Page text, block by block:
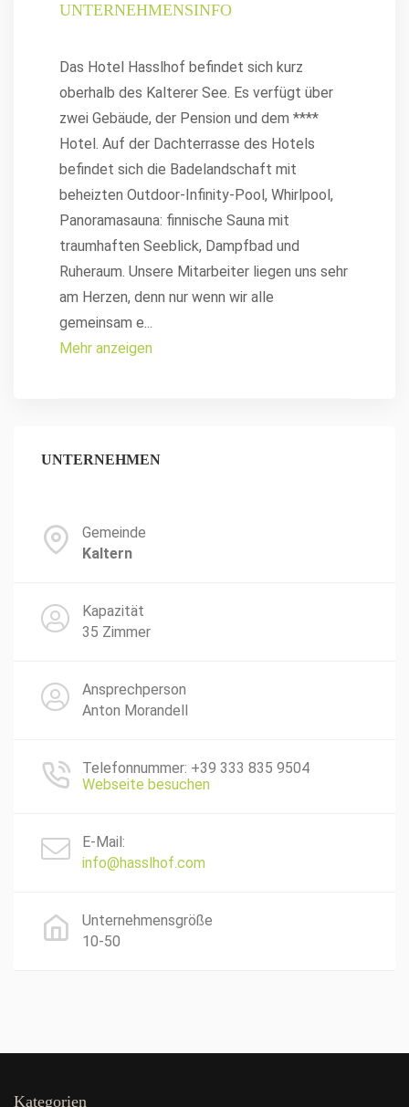
UNTERNEHMENSINFO
Das Hotel Hasslhof befindet sich kurz
oberhalb des Kalterer See. Es verfügt über
zwei Gebäude, der Pension und dem ****
Hotel. Auf der Dachterrasse des Hotels
befindet sich die Badelandschaft mit
beheizten Outdoor-Infinity-Pool, Whirlpool,
Panoramasauna: finnische Sauna mit
traumhaften Seeblick, Dampfbad und
Ruheraum. Unsere Mitarbeiter liegen uns sehr
am Herzen, denn nur wenn wir alle
gemeinsam e...
Mehr anzeigen
UNTERNEHMEN
Gemeinde
Kaltern
Kapazität
35 Zimmer
Ansprechperson
Anton Morandell
Telefonnummer: +39 333 835 9504
Webseite besuchen
E-Mail:
info@hasslhof.com
Unternehmensgröße
10-50
Kategorien